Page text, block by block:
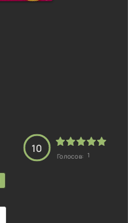
10
Голосов: 1